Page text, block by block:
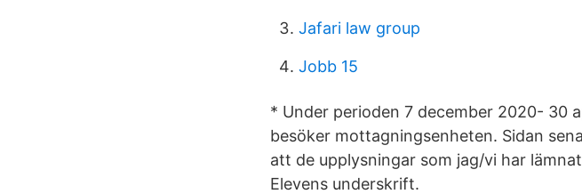
Jafari law group
Jobb 15
* Under perioden 7 december 2020- 30
besöker mottagningsenheten. Sidan
att de upplysningar som jag/vi har
Elevens underskrift.